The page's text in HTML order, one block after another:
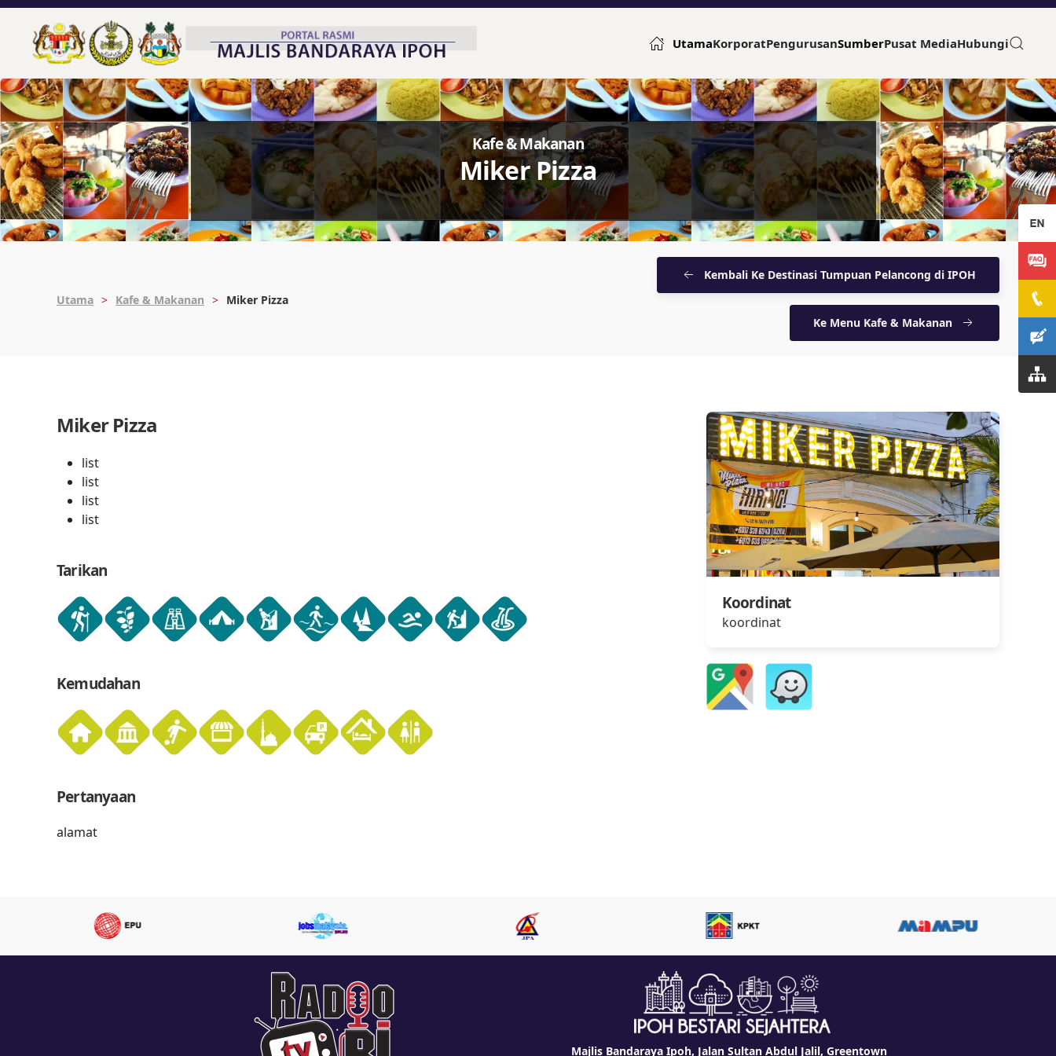
UtamaKorporatPengurusanSumberPusat MediaHubungi
Kafe & Makanan
Miker Pizza
Utama Kafe & Makanan Miker Pizza
Kembali Ke Destinasi Tumpuan Pelancong di IPOH
Ke Menu Kafe & Makanan
Miker Pizza
list
list
list
list
Tarikan
Kemudahan
Pertanyaan
alamat
Koordinat
koordinat
Majlis Bandaraya Ipoh, Jalan Sultan Abdul Jalil, Greentown